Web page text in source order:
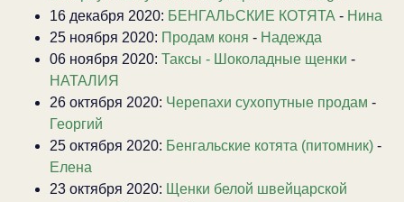
16 декабря 2020: БЕНГАЛЬСКИЕ КОТЯТА - Нина
25 ноября 2020: Продам коня - Надежда
06 ноября 2020: Таксы - Шоколадные щенки -
НАТАЛИЯ
26 октября 2020: Черепахи сухопутные продам -
Георгий
25 октября 2020: Бенгальские котята (питомник) -
Елена
23 октября 2020: Щенки белой швейцарской